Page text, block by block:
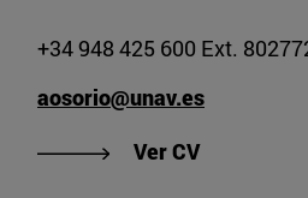
+34 948 425 600 Ext.
aosorio@unav.es
Ver CV"Ver CV de